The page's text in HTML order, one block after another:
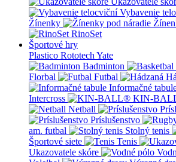
Vybavenie
Žínenky
RinoSet
Športové hry
Plastico Rototech Yate
Badminton
Florbal
Futbal
Informačné
Intercross
KIN-
Netball
Príslušenstvo
am. futbal
Stolný tenis
Športové siete
Tenis
Ukazovatele skóre